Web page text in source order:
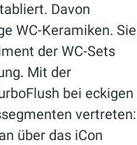
Davon
WC-Keramiken. Sie
der WC-Sets
Mit der
bei eckigen
vertreten:
über das iCon